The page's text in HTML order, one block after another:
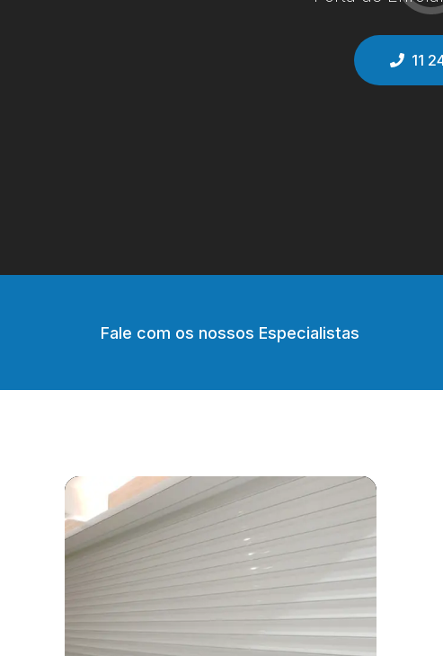
11
Fale com os nossos Especialistas